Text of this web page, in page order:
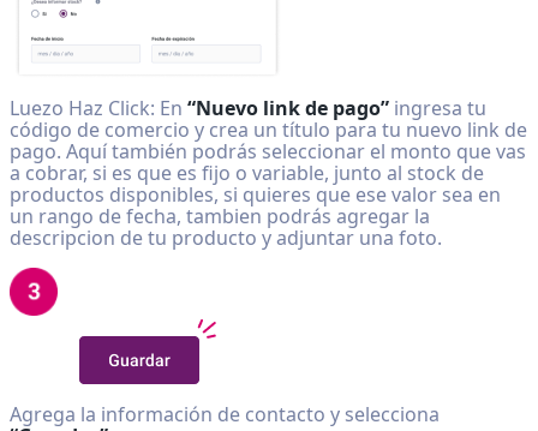
Luezo Haz Click: En “Nuevo link de pago” ingresa tu
código de comercio y crea un título para tu nuevo link de
pago. Aquí también podrás seleccionar el monto que vas
a cobrar, si es que es fijo o variable, junto al stock de
productos disponibles, si quieres que ese valor sea en
un rango de fecha, tambien podrás agregar la
descripcion de tu producto y adjuntar una foto.
Agrega la información de contacto y selecciona